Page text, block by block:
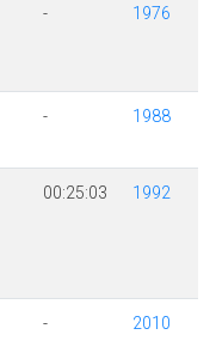
- 1976
- 1988
00:25:03 1992
- 2010